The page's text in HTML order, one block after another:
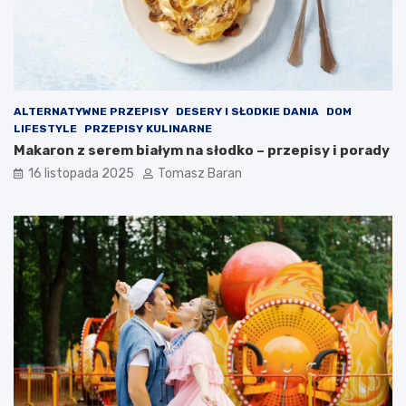
ALTERNATYWNE PRZEPISY DESERY I SŁODKIE DANIA
DOM
LIFESTYLE
PRZEPISY KULINARNE
Makaron z serem białym na słodko – przepisy i porady
16 listopada 2025 Tomasz Baran